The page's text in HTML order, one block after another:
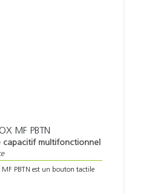
MF PBTN
capacitif multifonctionnel
MF PBTN est un bouton tactile